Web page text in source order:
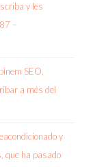
y les
–
SEO,
a més del
y
que ha pasado